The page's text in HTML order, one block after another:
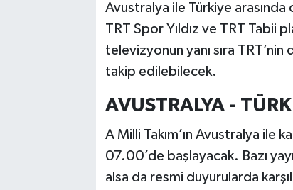
Avustralya ile Türkiye arasında
TRT Spor Yıldız ve TRT Tabii
televizyonun yanı sıra
takip edilebilecek.
AVUSTRALYA -
A Milli Takım’ın Avustralya ile
07.00’de başlayacak. Bazı
alsa da resmi duyurularda